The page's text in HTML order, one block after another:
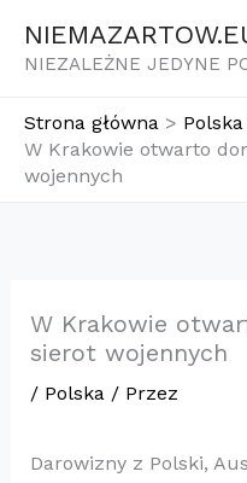
NIEZALEŻNE JEDYNE
Strona główna
Polska
W Krakowie otwarto
wojennych
W Krakowie
sierot wojennych
/ Polska/ Przez
Darowizny z Polski,